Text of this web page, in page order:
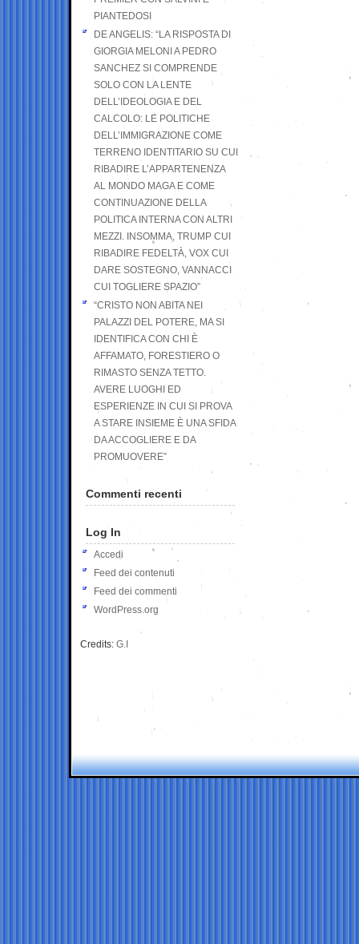
PIANTEDOSI
DE ANGELIS: “LA RISPOSTA DI
GIORGIA MELONI A PEDRO
SANCHEZ SI COMPRENDE
SOLO CON LA LENTE
DELL’IDEOLOGIA E DEL
CALCOLO: LE POLITICHE
DELL’IMMIGRAZIONE COME
TERRENO IDENTITARIO SU CUI
RIBADIRE L’APPARTENENZA
AL MONDO MAGA E COME
CONTINUAZIONE DELLA
POLITICA INTERNA CON ALTRI
MEZZI. INSOMMA, TRUMP CUI
RIBADIRE FEDELTÀ, VOX CUI
DARE SOSTEGNO, VANNACCI
CUI TOGLIERE SPAZIO”
“CRISTO NON ABITA NEI
PALAZZI DEL POTERE, MA SI
IDENTIFICA CON CHI È
AFFAMATO, FORESTIERO O
RIMASTO SENZA TETTO.
AVERE LUOGHI ED
ESPERIENZE IN CUI SI PROVA
A STARE INSIEME È UNA SFIDA
DA ACCOGLIERE E DA
PROMUOVERE”
Commenti recenti
Log In
Accedi
Feed dei contenuti
Feed dei commenti
WordPress.org
Credits: G.I